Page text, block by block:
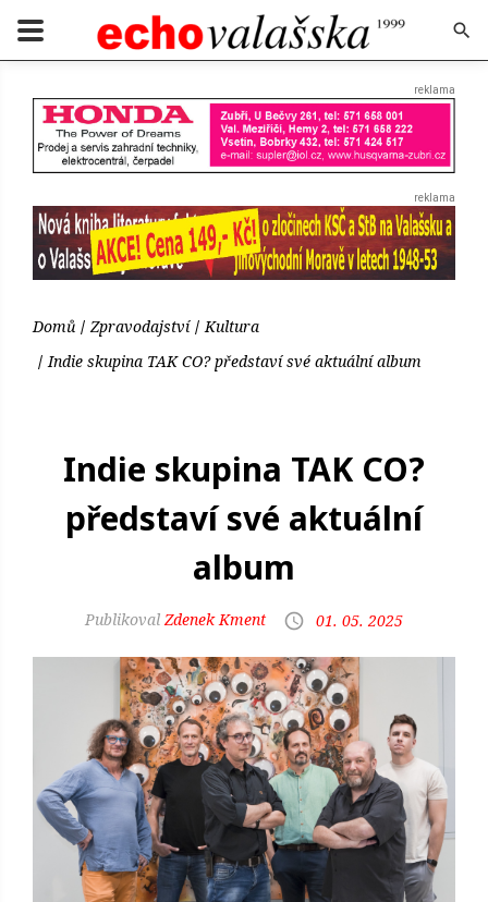
Domů Zpravodajství
Kultura
Indie skupina TAK CO? představí své aktuální album
Indie skupina TAK CO?
představí své aktuální
album
Zdenek Kment 01. 05. 2025